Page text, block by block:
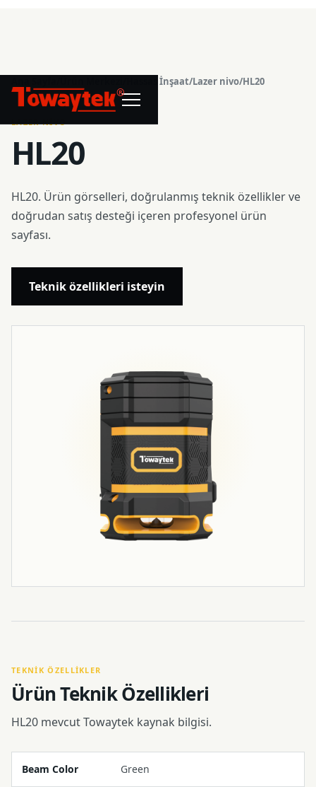
®
Hassas İnşaat/Lazer nivo/HL20
LAZER NIVO
HL20
HL20. Ürün görselleri, doğrulanmış teknik özellikler ve
doğrudan satış desteği içeren profesyonel ürün
sayfası.
Teknik özellikleri isteyin
TEKNIK ÖZELLIKLER
Ürün Teknik Özellikleri
HL20 mevcut Towaytek kaynak bilgisi.
Beam Color Green